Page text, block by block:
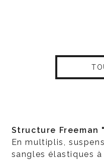
Structure Freeman
En multiplis,
sangles élastiques